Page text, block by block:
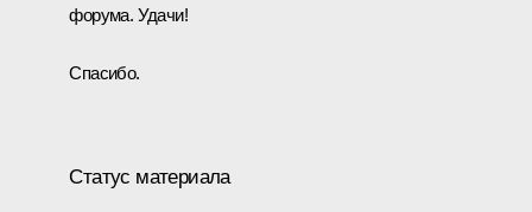
форума. Удачи!
Спасибо.
Статус материала